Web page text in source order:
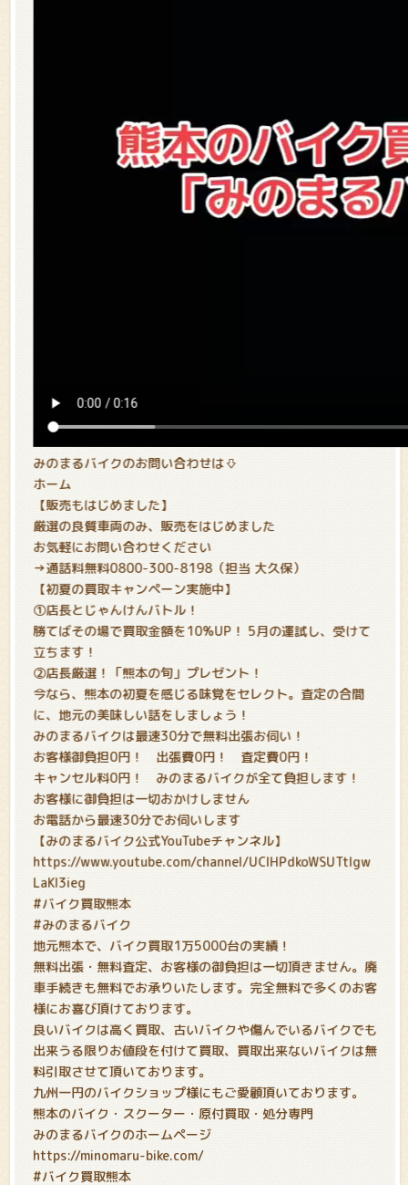
みのまるバイクのお問い合わせは⇩
ホーム
【販売もはじめました】
厳選の良質車両のみ、販売をはじめました
お気軽にお問い合わせください
→通話料無料0800-300-8198（担当 大久保）
【初夏の買取キャンペーン実施中】
①店長とじゃんけんバトル！
勝てばその場で買取金額を10%UP！ 5月の運試し、受けて
立ちます！
②店長厳選！「熊本の旬」プレゼント！
今なら、熊本の初夏を感じる味覚をセレクト。査定の合間
に、地元の美味しい話をしましょう！
みのまるバイクは最速30分で無料出張お伺い！
お客様御負担0円！ 出張費0円！ 査定費0円！
キャンセル料0円！ みのまるバイクが全て負担します！
お客様に御負担は一切おかけしません
お電話から最速30分でお伺いします
【みのまるバイク公式YouTubeチャンネル】
https://www.youtube.com/channel/UCIHPdkoWSUTtIgw
LaKl3ieg
#バイク買取熊本
#みのまるバイク
地元熊本で、バイク買取1万5000台の実績！
無料出張・無料査定、お客様の御負担は一切頂きません。廃
車手続きも無料でお承りいたします。完全無料で多くのお客
様にお喜び頂けております。
良いバイクは高く買取、古いバイクや傷んでいるバイクでも
出来うる限りお値段を付けて買取、買取出来ないバイクは無
料引取させて頂いております。
九州一円のバイクショップ様にもご愛顧頂いております。
熊本のバイク・スクーター・原付買取・処分専門
みのまるバイクのホームページ
https://minomaru-bike.com/
#バイク買取熊本